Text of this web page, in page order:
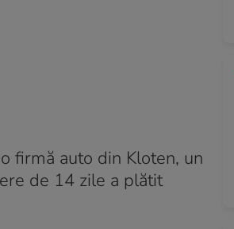
firmă auto din Kloten, un
de 14 zile a plătit